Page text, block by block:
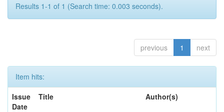
Results 1-1 of 1 (Search time: 0.003 seconds).
previous 1 next
Item hits:
Issue
Date
Title Author(s)